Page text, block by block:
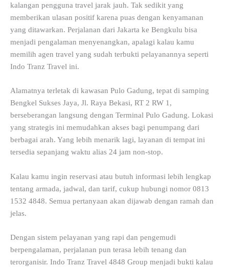
kalangan pengguna travel jarak jauh. Tak sedikit yang
memberikan ulasan positif karena puas dengan kenyamanan
yang ditawarkan. Perjalanan dari Jakarta ke Bengkulu bisa
menjadi pengalaman menyenangkan, apalagi kalau kamu
memilih agen travel yang sudah terbukti pelayanannya seperti
Indo Tranz Travel ini.
Alamatnya terletak di kawasan Pulo Gadung, tepat di samping
Bengkel Sukses Jaya, Jl. Raya Bekasi, RT 2 RW 1,
berseberangan langsung dengan Terminal Pulo Gadung. Lokasi
yang strategis ini memudahkan akses bagi penumpang dari
berbagai arah. Yang lebih menarik lagi, layanan di tempat ini
tersedia sepanjang waktu alias 24 jam non-stop.
Kalau kamu ingin reservasi atau butuh informasi lebih lengkap
tentang armada, jadwal, dan tarif, cukup hubungi nomor 0813
1532 4848. Semua pertanyaan akan dijawab dengan ramah dan
jelas.
Dengan sistem pelayanan yang rapi dan pengemudi
berpengalaman, perjalanan pun terasa lebih tenang dan
terorganisir. Indo Tranz Travel 4848 Group menjadi bukti kalau